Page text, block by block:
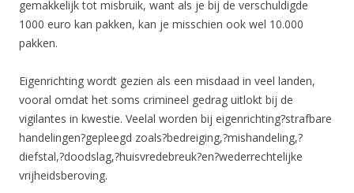
gemakkelijk tot misbruik, want als je bij de verschuldigde
1000 euro kan pakken, kan je misschien ook wel 10.000
pakken.
Eigenrichting wordt gezien als een misdaad in veel landen,
vooral omdat het soms crimineel gedrag uitlokt bij de
vigilantes in kwestie. Veelal worden bij eigenrichting?strafbare
handelingen?gepleegd zoals?bedreiging,?mishandeling,?
diefstal,?doodslag,?huisvredebreuk?en?wederrechtelijke
vrijheidsberoving.